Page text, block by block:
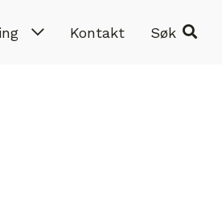
Kontakt Søk